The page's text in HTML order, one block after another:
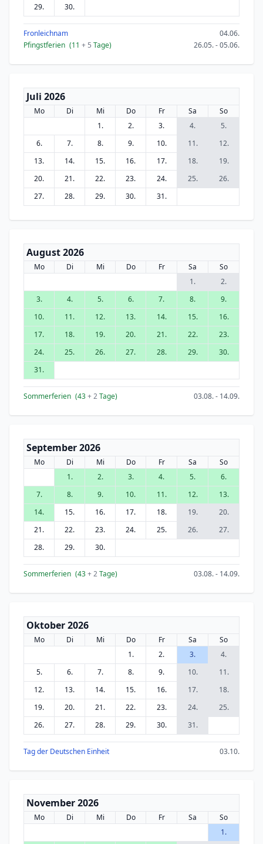
29. 30.
Fronleichnam
04.06.
Pfingstferien (11 + 5 Tage) 26.05. - 05.06.
Juli 2026
Mo Di Mi Do Fr Sa
So
1.
2. 3. 4.
5.
6.
7. 8. 9. 10. 11.
12.
13.
14. 15. 16. 17. 18.
19.
20.
21. 22. 23. 24. 25.
26.
27.
28. 29. 30. 31.
August 2026
Mo Di Mi Do Fr Sa
So
1.
2.
3.
4. 5. 6. 7. 8.
9.
10.
11. 12. 13. 14. 15.
16.
17.
18. 19. 20. 21. 22.
23.
24.
25. 26. 27. 28. 29.
30.
31.
Sommerferien (43+ 2Tage) 03.08. - 14.09.
September 2026
Mo Di Mi Do Fr Sa
So
1.
2. 3. 4. 5.
6.
7.
8. 9. 10. 11. 12.
13.
14.
15. 16. 17. 18. 19.
20.
21.
22. 23. 24. 25. 26.
27.
28.
29. 30.
Sommerferien (43+ 2Tage) 03.08. - 14.09.
Oktober 2026
Mo Di Mi Do Fr Sa
So
1.
2. 3.
4.
5.
6. 7. 8. 9. 10.
11.
12.
13. 14. 15. 16. 17.
18.
19.
20. 21. 22. 23. 24.
25.
26.
27. 28. 29. 30. 31.
Tag der Deutschen Einheit 03.10.
November 2026
Mo Di Mi Do Fr Sa
So
1.